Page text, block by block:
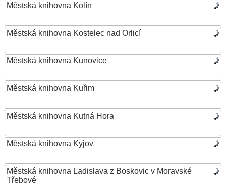
Městská knihovna Kolín
Městská knihovna Kostelec nad Orlicí
Městská knihovna Kunovice
Městská knihovna Kuřim
Městská knihovna Kutná Hora
Městská knihovna Kyjov
Městská knihovna Ladislava z Boskovic v Moravské
Třebové